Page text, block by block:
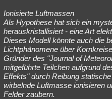
Ionisierte Luftmassen
Als Hypothese hat sich ein
herauskristallisiert - eine Art
Dieses Modell könnte auch die
Lichtphänomene über
Gründer des "Journal of
mitgeführte Teilchen aufgrund
Effekts" durch Reibung
wirbelnde Luftmasse ionisieren
Felder zaubern.